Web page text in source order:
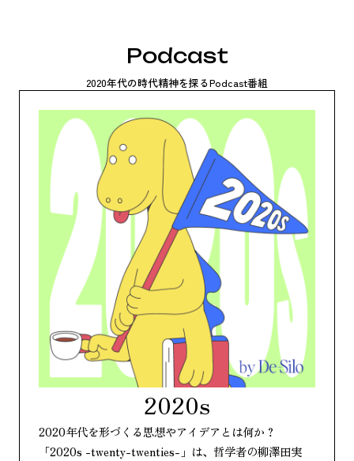
Podcast
2020年代の時代精神を探るPodcast番組
2020s
2020年代を形づくる思想やアイデアとは何か？
「2020s -twenty-twenties-」は、哲学者の柳澤田実